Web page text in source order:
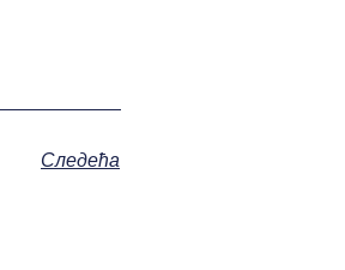
Следећа